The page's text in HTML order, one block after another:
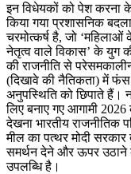
इन विधेयकों को पेश करना
किया गया प्रशासनिक
चरमोत्कर्ष है, जो
नेतृत्व वाले विकास’ के युग
की राजनीति से
(दिखावे की नैतिकता) में फंस
अनुपस्थिति को छिपाते हैं।
लिए बनाए गए आगामी
देखना भारतीय राजनीतिक
मील का पत्थर मोदी
समर्थन देने और ऊपर उठाने
उपलब्धि है।